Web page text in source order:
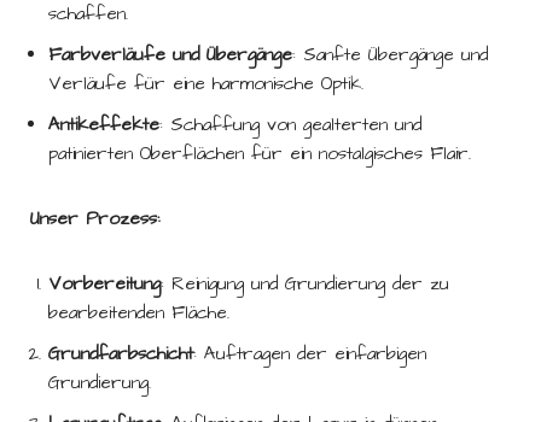
schaffen.
Farbverläufe und Übergänge: Sanfte Übergänge und
Verläufe für eine harmonische Optik.
Antikeffekte: Schaffung von gealterten und
patinierten Oberflächen für ein nostalgisches Flair.
Unser Prozess:
Vorbereitung: Reinigung und Grundierung der zu
bearbeitenden Fläche.
Grundfarbschicht: Auftragen der einfarbigen
Grundierung.